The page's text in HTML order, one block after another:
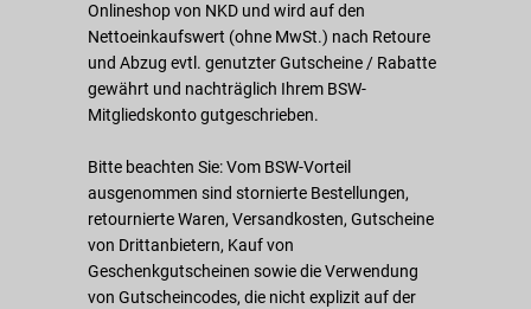
Onlineshop von NKD und wird auf den
Nettoeinkaufswert (ohne MwSt.) nach Retoure
und Abzug evtl. genutzter Gutscheine / Rabatte
gewährt und nachträglich Ihrem BSW-
Mitgliedskonto gutgeschrieben.
Bitte beachten Sie: Vom BSW-Vorteil
ausgenommen sind stornierte Bestellungen,
retournierte Waren, Versandkosten, Gutscheine
von Drittanbietern, Kauf von
Geschenkgutscheinen sowie die Verwendung
von Gutscheincodes, die nicht explizit auf der